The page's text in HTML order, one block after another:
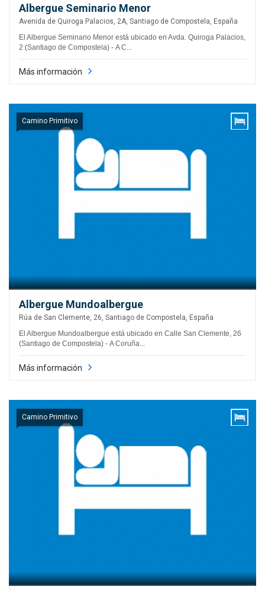
Albergue Seminario Menor
Avenida de Quiroga Palacios, 2A, Santiago de Compostela, España
El Albergue Seminario Menor está ubicado en Avda. Quiroga Palacios,
2 (Santiago de Compostela) - A C...
Más información
Camino Primitivo
Albergue Mundoalbergue
Rúa de San Clemente, 26, Santiago de Compostela, España
El Albergue Mundoalbergue está ubicado en Calle San Clemente, 26
(Santiago de Compostela) - A Coruña...
Más información
Camino Primitivo